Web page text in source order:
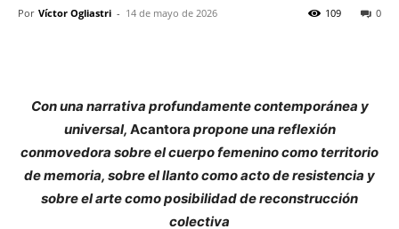
Por Víctor Ogliastri - 14 de mayo de 2026 0
109
Con una narrativa profundamente contemporánea y
universal, Acantora propone una reflexión
conmovedora sobre el cuerpo femenino como territorio
de memoria, sobre el llanto como acto de resistencia y
sobre el arte como posibilidad de reconstrucción
colectiva